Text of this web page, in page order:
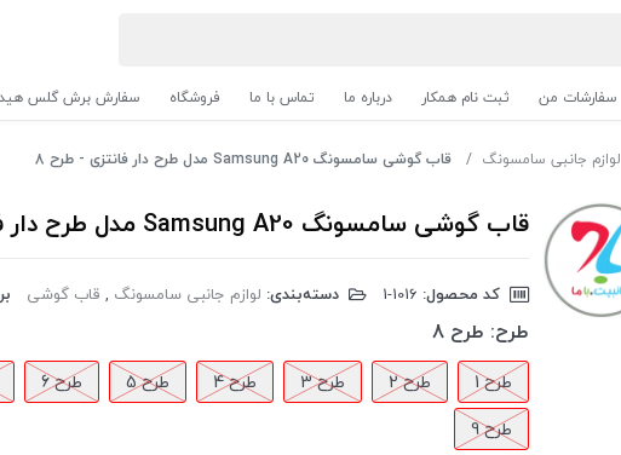
سفارشات من ثبت نام همکار درباره ما تماس با ما فروشگاه سفارش برش گلس
لوازم جانبی سامسونگ قاب گوشی سامسونگ Samsung A20 مدل طرح دار فانتزی - طرح 8
قاب گوشی سامسونگ Samsung A20 مدل طرح دار فانتزی - طرح 8
کد محصول: دسته‌بندی: لوازم جانبی سامسونگ , قاب گوشی
طرح: طرح 8
طرح 1 طرح 2 طرح 3 طرح 4 طرح 5 طرح 6
طرح 9